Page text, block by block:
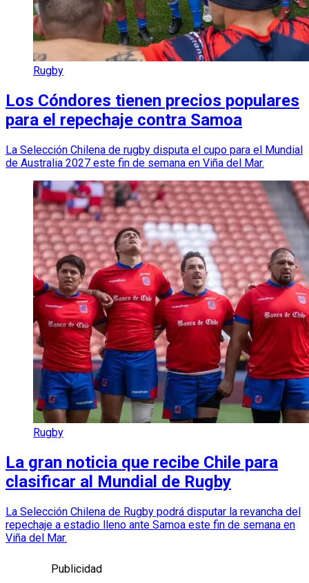
Rugby
Los Cóndores tienen precios populares
para el repechaje contra Samoa
La Selección Chilena de rugby disputa el cupo para el Mundial
de Australia 2027 este fin de semana en Viña del Mar.
Rugby
La gran noticia que recibe Chile para
clasificar al Mundial de Rugby
La Selección Chilena de Rugby podrá disputar la revancha del
repechaje a estadio lleno ante Samoa este fin de semana en
Viña del Mar.
Publicidad